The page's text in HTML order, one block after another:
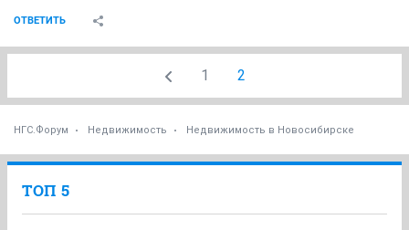
ОТВЕТИТЬ
1 2
НГС.Форум Недвижимость Недвижимость в Новосибирске
ТОП 5